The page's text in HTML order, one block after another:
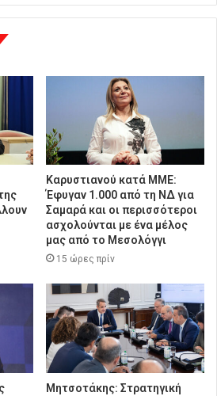
Καρυστιανού κατά ΜΜΕ:
Έφυγαν 1.000 από τη ΝΔ για
Σαμαρά και οι περισσότεροι
ασχολούνται με ένα μέλος
μας από το Μεσολόγγι
15 ώρες πρίν
Μητσοτάκης: Στρατηγική